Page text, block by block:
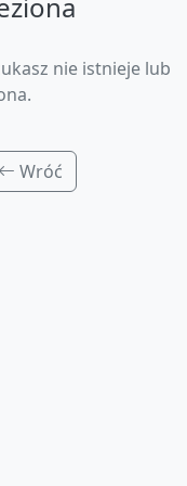
nie istnieje lub
Wróć